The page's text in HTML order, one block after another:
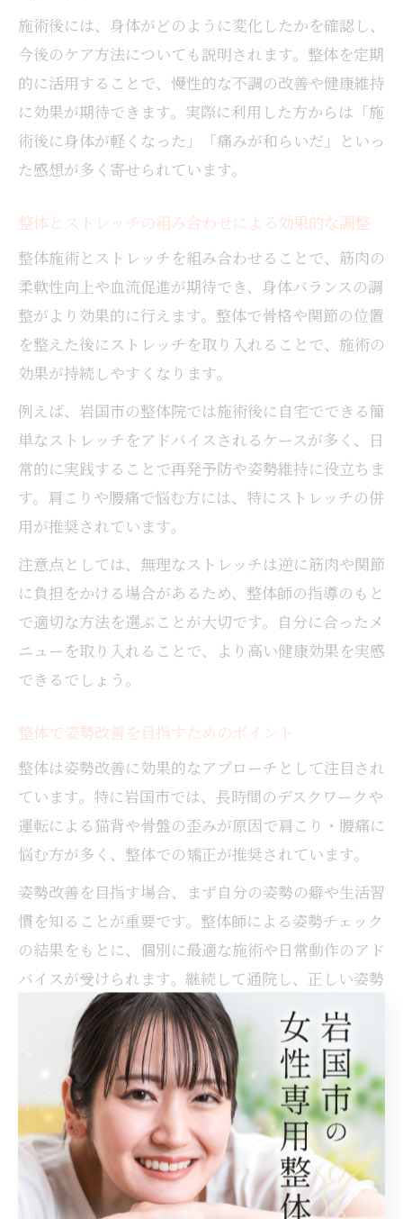
施術後には、身体がどのように変化したかを確認し、
今後のケア方法についても説明されます。整体を定期
的に活用することで、慢性的な不調の改善や健康維持
に効果が期待できます。実際に利用した方からは「施
術後に身体が軽くなった」「痛みが和らいだ」といっ
た感想が多く寄せられています。
整体とストレッチの組み合わせによる効果的な調整
整体施術とストレッチを組み合わせることで、筋肉の
柔軟性向上や血流促進が期待でき、身体バランスの調
整がより効果的に行えます。整体で骨格や関節の位置
を整えた後にストレッチを取り入れることで、施術の
効果が持続しやすくなります。
例えば、岩国市の整体院では施術後に自宅でできる簡
単なストレッチをアドバイスされるケースが多く、日
常的に実践することで再発予防や姿勢維持に役立ちま
す。肩こりや腰痛で悩む方には、特にストレッチの併
用が推奨されています。
注意点としては、無理なストレッチは逆に筋肉や関節
に負担をかける場合があるため、整体師の指導のもと
で適切な方法を選ぶことが大切です。自分に合ったメ
ニューを取り入れることで、より高い健康効果を実感
できるでしょう。
整体で姿勢改善を目指すためのポイント
整体は姿勢改善に効果的なアプローチとして注目され
ています。特に岩国市では、長時間のデスクワークや
運転による猫背や骨盤の歪みが原因で肩こり・腰痛に
悩む方が多く、整体での矯正が推奨されています。
姿勢改善を目指す場合、まず自分の姿勢の癖や生活習
慣を知ることが重要です。整体師による姿勢チェック
の結果をもとに、個別に最適な施術や日常動作のアド
バイスが受けられます。継続して通院し、正しい姿勢
を意識することで徐々に体の変化を実感できます。
失敗例としては、施術だけに頼り日常生活での姿勢を
意識しない場合、元の状態に戻りやすいことが挙げら
れます。逆に、整体とセルフケアを両立させた方は、
長期的な姿勢改善に成功している事例が多く見られま
す。
整体施術後の日常ケアがバランス維持に有効な理由